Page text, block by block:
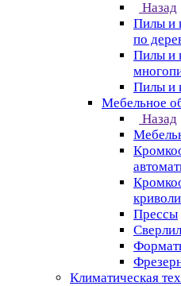
Назад
Пилы и
по
Пилы и
Пилы и
Мебельное
Назад
Прессы
Климатическая